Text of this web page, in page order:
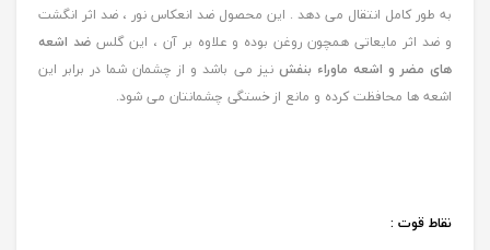
به طور کامل انتقال می دهد . این محصول ضد انعکاس نور ، ضد اثر انگشت
و ضد اثر مایعاتی همچون روغن بوده و علاوه بر آن ، این گلسضد اشعه
های مضر و اشعه ماوراء بنفش نیز می باشد و از چشمان شما در برابر این
اشعه ها محافظت کرده و مانع از خستگی چشمانتان می شود.
نقاط قوت :